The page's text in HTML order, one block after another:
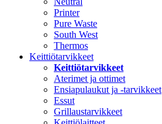
Printer
Pure Waste
South West
Thermos
Keittiötarvikkeet
Keittiötarvikkeet
Aterimet ja ottimet
Ensiapulaukut ja -tarvikkeet
Essut
Grillaustarvikkeet